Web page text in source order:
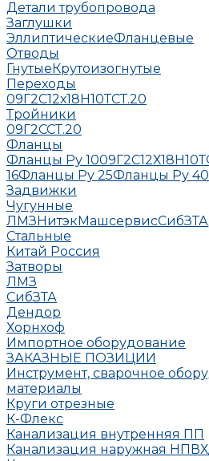
Детали трубопровода
Заглушки
ЭллиптическиеФланцевые
Отводы
ГнутыеКрутоизогнутые
Переходы
09Г2С12х18Н10ТСТ.20
Тройники
09Г2ССТ.20
Фланцы
Фланцы Ру 1009Г2С12Х18Н10Т
16Фланцы Ру 25Фланцы Ру 40
Задвижки
Чугунные
ЛМЗНитэкМашсервисСибЗТА
Стальные
Китай Россия
Затворы
ЛМЗ
СибЗТА
Дендор
Хорнхоф
Импортное оборудование
ЗАКАЗНЫЕ ПОЗИЦИИ
Инструмент, сварочное
материалы
Круги отрезные
К-Флекс
Канализация внутренняя ПП
Канализация наружная